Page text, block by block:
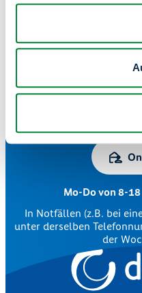
Zentrale
Mo-Do von 8-
In Notfällen (z.B. bei
unter derselben
der